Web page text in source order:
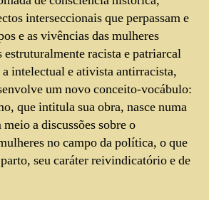
interseccionais que perpassam e
e as vivências das mulheres
estruturalmente racista e patriarcal
intelectual e ativista antirracista,
um novo conceito-vocábulo:
que intitula sua obra, nasce numa
a discussões sobre o
no campo da política, o que
seu caráter reivindicatório e de